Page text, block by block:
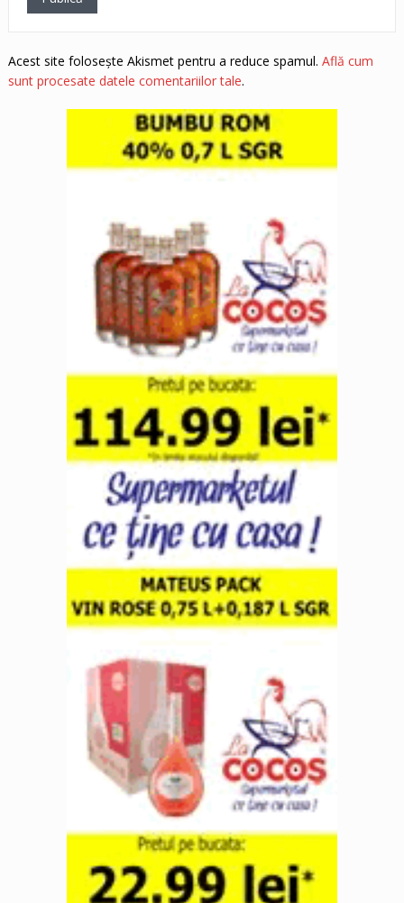
Acest site folosește Akismet pentru a reduce spamul. Află cum
sunt procesate datele comentariilor tale.